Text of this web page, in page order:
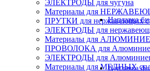
Наплавка
Наплавка
ЭЛЕКТРОДЫ для чугуна
Материалы для
ПРУТКИ для нержавеющих
ЭЛЕКТРОДЫ для
Материалы для
ПРОВОЛОКА для
ЭЛЕКТРОДЫ для
Материалы для МЕДНЫХ